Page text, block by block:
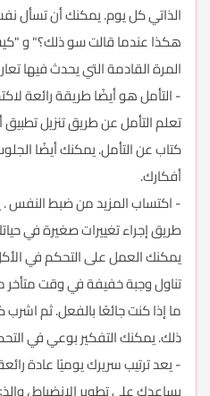
الذاتي كل يوم. يمكنك أن تسأل
هكذا عندما قالت سو ذلك؟" و
المرة القادمة التي يحدث فيها
- التأمل هو أيضًا طريقة رائعة
تعلم التأمل عن طريق تنزيل
كتاب عن التأمل. يمكنك أيضًا
أفكارك.
- اكتساب المزيد من ضبط
طريق إجراء تغييرات صغيرة في
يمكنك العمل على التحكم في
تناول وجبة خفيفة في وقت
ما إذا كنت جائعًا بالفعل. ثم اشرب
ذلك. يمكنك التفكير بوعي في
- يعد ترتيب سريرك يوميًا عادة